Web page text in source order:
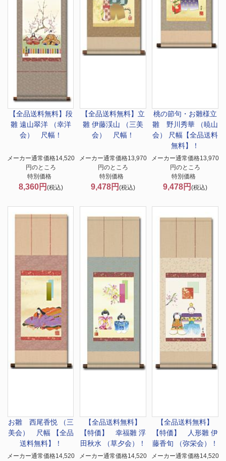
【全品送料無料】 段
雛 遠山翠洋 （幸洋
会） 尺幅！
メーカー通常価格14,520
円のところ
特別価格
8,360円 (税込)
【全品送料無料】 立
雛 伊藤渓山 （三美
会） 尺幅！
メーカー通常価格13,970
円のところ
特別価格
9,478円 (税込)
桃の節句・お雛様立
雛 野川秀華 （暁山
会） 尺幅【全品送料
無料】！
メーカー通常価格13,970
円のところ
特別価格
9,478円(税込)
お雛 西尾香悦 （三
美会） 尺幅 【全品
送料無料】！
メーカー通常価格14,520
【全品送料無料】
【特価】 幸福雛 浮
田秋水 （草夕会）！
メーカー通常価格14,520
【全品送料無料】
【特価】 人形雛 伊
藤香旬 （弥栄会）！
メーカー通常価格14,520